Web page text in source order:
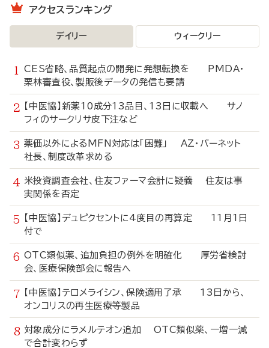
アクセスランキング
デイリー ウィークリー
CES省略、品質起点の開発に発想転換を PMDA・
栗林審査役、製販後データの発信も要請
【中医協】新薬10成分13品目、13日に収載へ サノ
フィのサークリサ皮下注など
薬価以外によるMFN対応は「困難」 AZ・バーネット
社長、制度改革求める
米投資調査会社、住友ファーマ会計に疑義 住友は事
実関係を否定
【中医協】デュピクセントに4度目の再算定 11月1日
付で
OTC類似薬、追加負担の例外を明確化 厚労省検討
会、医療保険部会に報告へ
【中医協】テロメライシン、保険適用了承 13日から、
オンコリスの再生医療等製品
対象成分にラメルテオン追加 OTC類似薬、一増一減
で合計変わらず